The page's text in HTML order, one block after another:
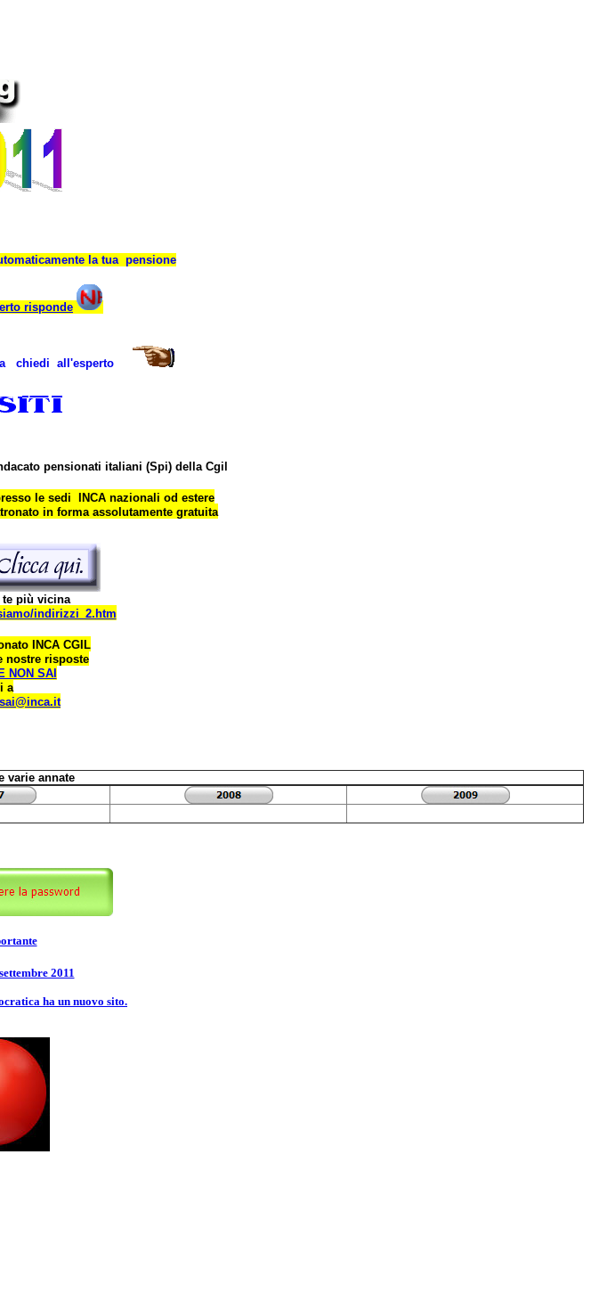
la tua pensione
risponde
chiedi all'esperto
pensionati italiani (Spi) della Cgil
le sedi INCA nazionali od estere
in forma assolutamente gratuita
te più vicina
indirizzi_2.htm
INCA CGIL
nostre risposte
NON SAI
a
varie annate
2011
ha un nuovo sito.